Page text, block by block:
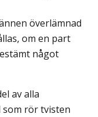
överlämnad
om en part
något
av alla
rör tvisten